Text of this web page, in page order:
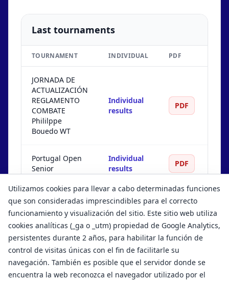
Last tournaments
TOURNAMENT INDIVIDUAL PDF
JORNADA DE
ACTUALIZACIÓN
REGLAMENTO
COMBATE
Phililppe
Bouedo WT
Individual
results
PDF
Portugal Open
Senior
Individual
results
PDF
Portugal Open
Junior & Cadet
results
PDF
Utilizamos cookies para llevar a cabo determinadas funciones
que son consideradas imprescindibles para el correcto
funcionamiento y visualización del sitio. Este sitio web utiliza
cookies analíticas (_ga o _utm) propiedad de Google Analytics,
persistentes durante 2 años, para habilitar la función de
control de visitas únicas con el fin de facilitarle su
navegación. También es posible que el servidor donde se
encuentra la web reconozca el navegador utilizado por el